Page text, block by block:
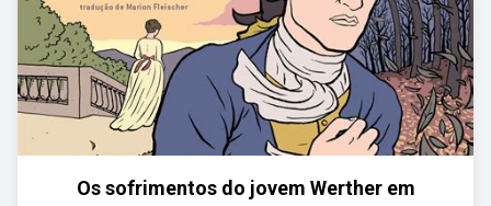
Os sofrimentos do jovem Werther em